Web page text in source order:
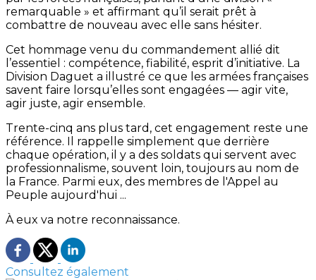
remarquable » et affirmant qu’il serait prêt à
combattre de nouveau avec elle sans hésiter.
Cet hommage venu du commandement allié dit
l’essentiel : compétence, fiabilité, esprit d’initiative. La
Division Daguet a illustré ce que les armées françaises
savent faire lorsqu’elles sont engagées — agir vite,
agir juste, agir ensemble.
Trente-cinq ans plus tard, cet engagement reste une
référence. Il rappelle simplement que derrière
chaque opération, il y a des soldats qui servent avec
professionnalisme, souvent loin, toujours au nom de
la France. Parmi eux, des membres de l'Appel au
Peuple aujourd'hui ...
À eux va notre reconnaissance.
Consultez également